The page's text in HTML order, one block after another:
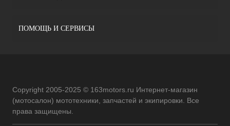
ПОМОЩЬ И СЕРВИСЫ
Copyright 2005-2025 © 163motors.ru Интернет-магазин
(мотосалон) мототехники, запчастей и экипировки. Все
права защищены.